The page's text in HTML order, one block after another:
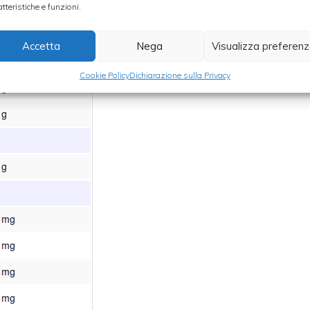
e funzioni.
Accetta Nega Visualizza
Cookie PolicyDichiarazione sulla Privacy